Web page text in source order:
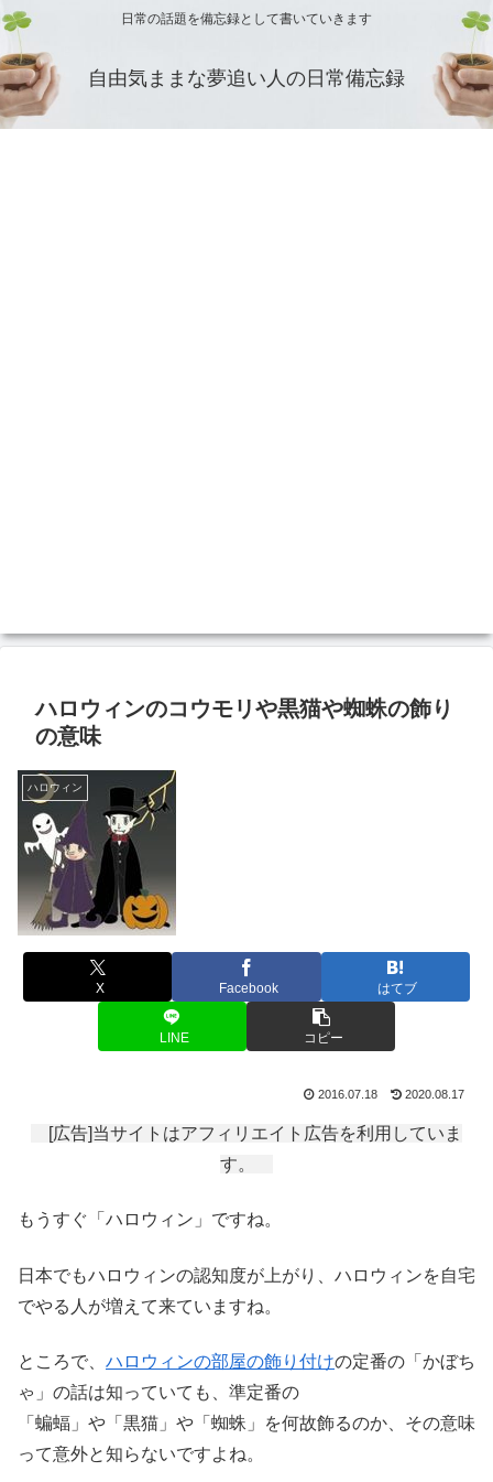
日常の話題を備忘録として書いていきます
自由気ままな夢追い人の日常備忘録
ハロウィンのコウモリや黒猫や蜘蛛の飾り
の意味
ハロウィン
X Facebook はてブ
LINE コピー
2016.07.18 2020.08.17
[広告]当サイトはアフィリエイト広告を利用していま
す。
もうすぐ「ハロウィン」ですね。
日本でもハロウィンの認知度が上がり、ハロウィンを自宅
でやる人が増えて来ていますね。
ところで、 ハロウィンの部屋の飾り付けの定番の「かぼち
ゃ」の話は知っていても、準定番の
「蝙蝠」や「黒猫」や「蜘蛛」を何故飾るのか、その意味
って意外と知らないですよね。